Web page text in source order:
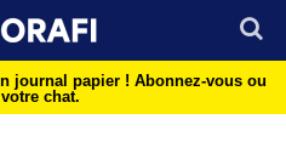
journal papier ! Abonnez-vous ou
chat.